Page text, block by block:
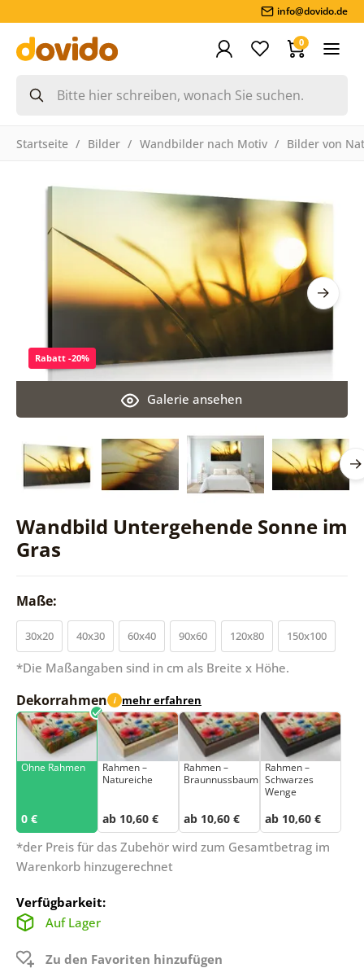
info@dovido.de
0
Startseite Bilder Wandbilder nach Motiv Bilder von
Wandbild Untergehende Sonne im
Gras
Galerie ansehen
Rabatt -20%
Maße:
30x20 40x30 60x40 90x60 120x80 150x100
*Die Maßangaben sind in cm als Breite x Höhe.
Dekorrahmen i mehr erfahren
Ohne Rahmen
0 €
Rahmen –
Natureiche
ab 10,60 €
Rahmen –
Braunnussbaum
ab 10,60 €
Rahmen –
Schwarzes
Wenge
ab 10,60 €
*der Preis für das Zubehör wird zum Gesamtbetrag im
Warenkorb hinzugerechnet
Verfügbarkeit:
Auf Lager
Zu den Favoriten hinzufügen